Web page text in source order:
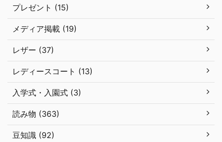
プレゼント (15)
メディア掲載 (19)
レザー (37)
レディースコート (13)
入学式・入園式 (3)
読み物 (363)
豆知識 (92)